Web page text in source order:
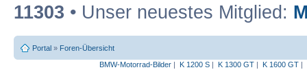
11303 • Unser neuestes Mitglied:
Portal » Foren-Übersicht
BMW-Motorrad-Bilder| K 1200 S| K 1300 GT| K 1600 GT|